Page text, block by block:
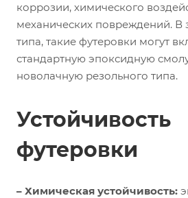
коррозии, химического
механических повреждений. В
типа, такие футеровки могут
стандартную эпоксидную
новолачную резольного типа.
Устойчивость
футеровки
– Химическая устойчивость: